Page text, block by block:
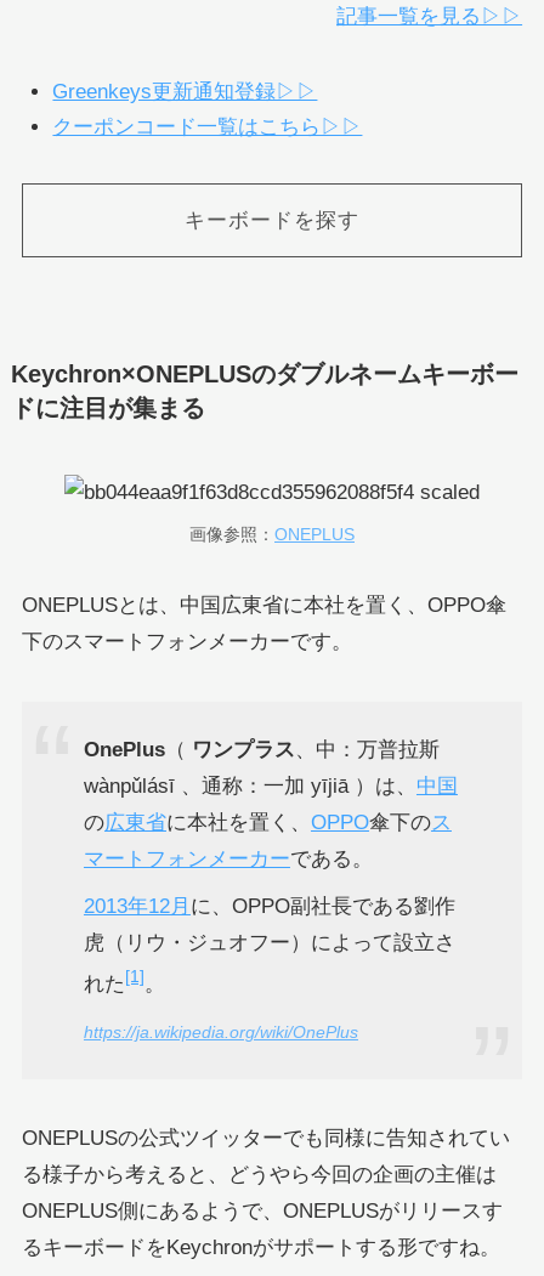
記事一覧を見る▷▷
Greenkeys更新通知登録▷▷
クーポンコード一覧はこちら▷▷
キーボードを探す
Keychron×ONEPLUSのダブルネームキーボー
ドに注目が集まる
画像参照： ONEPLUS
ONEPLUSとは、中国広東省に本社を置く、OPPO傘
下のスマートフォンメーカーです。
OnePlus（ ワンプラス、中：万普拉斯
wànpǔlásī 、通称：一加 yījiā ）は、 中国
の広東省に本社を置く、 OPPO傘下のス
マートフォンメーカーである。
2013年12月 に、OPPO副社長である劉作
虎（リウ・ジュオフー）によって設立さ
れた[1]。
https://ja.wikipedia.org/wiki/OnePlus
ONEPLUSの公式ツイッターでも同様に告知されてい
る様子から考えると、どうやら今回の企画の主催は
ONEPLUS側にあるようで、ONEPLUSがリリースす
るキーボードをKeychronがサポートする形ですね。